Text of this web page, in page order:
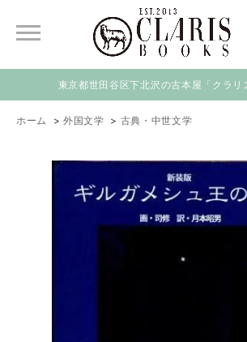
東京都世田谷区下北沢の古本屋「クラリ
ホーム > 外国文学 > 古典・中世文学